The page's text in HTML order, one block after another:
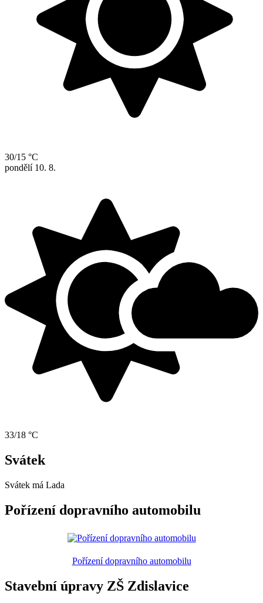
30/15 °C
pondělí 10. 8.
33/18 °C
Svátek
Svátek má Lada
Pořízení dopravního automobilu
Pořízení dopravního automobilu
Stavební úpravy ZŠ Zdislavice